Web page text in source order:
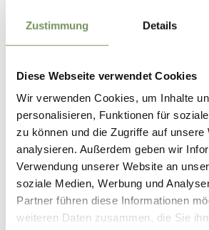
Zustimmung Details
Diese Webseite verwendet Cookies
Wir verwenden Cookies, um Inhalte
personalisieren, Funktionen für
zu können und die Zugriffe auf unsere
analysieren. Außerdem geben wir
Verwendung unserer Website an
soziale Medien, Werbung und
Partner führen diese Informationen
weiteren Daten zusammen, die Sie
Fahrplansuche: https://
Dauer 1:10 h
Länge 3,4 km
Schwierigkeit leicht
Höhenmeter bergauf
94 hm
Höhenmeter bergab
113 hm
Höchster Punkt 1430 m